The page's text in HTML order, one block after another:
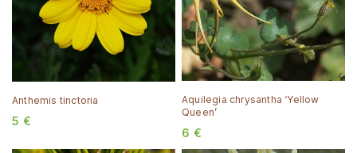
Anthemis tinctoria
5 €
Aquilegia chrysantha ‘Yellow
Queen’
6 €